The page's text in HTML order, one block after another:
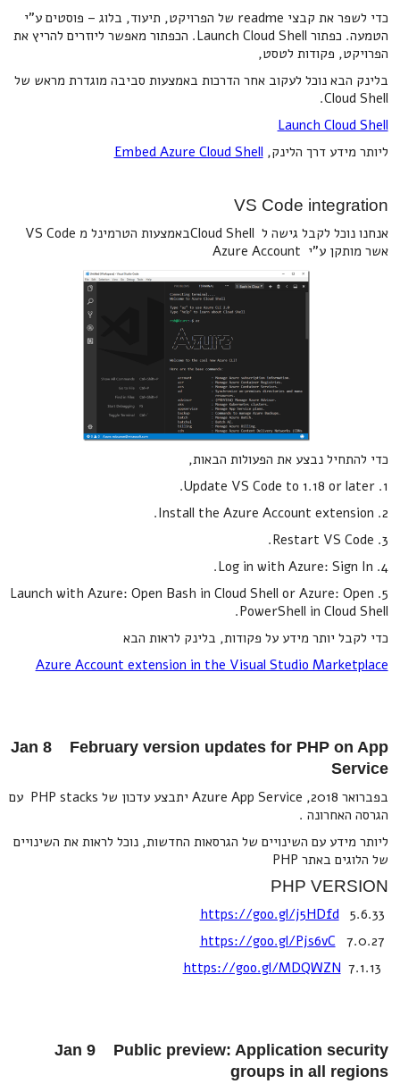
כדי לשפר את קבצי readme של הפרויקט, תיעוד, בלוג – פוסטים ע"י
הטמעה. כפתור Launch Cloud Shell. הכפתור מאפשר ליוזרים להריץ את
הפרויקט, פקודות לטסט,
בלינק הבא נוכל לעקוב אחר הדרכות באמצעות סביבה מוגדרת מראש של
Cloud Shell.
Launch Cloud Shell
ליותר מידע דרך הלינק,Embed Azure Cloud Shell
VS Code integration
אנחנו נוכל לקבל גישה ל Cloud Shellבאמצעות הטרמינל מ VS Code
אשר מותקן ע"י Azure Account
כדי להתחיל נבצע את הפעולות הבאות,
1. Update VS Code to 1.18 or later.
2. Install the Azure Account extension.
3. Restart VS Code.
4. Log in with Azure: Sign In.
5. Launch with Azure: Open Bash in Cloud Shell or Azure: Open
PowerShell in Cloud Shell.
כדי לקבל יותר מידע על פקודות, בלינק לראות הבא
Azure Account extension in the Visual Studio Marketplace
Jan 8 February version updates for PHP on App
Service
בפברואר 2018, Azure App Service יתבצע עדכון של PHP stacks עם
הגרסה האחרונה .
ליותר מידע עם השינויים של הגרסאות החדשות, נוכל לראות את השינויים
של הלוגים באתר PHP
PHP VERSION
https://goo.gl/j5HDfd
https://goo.gl/Pjs6vC
https://goo.gl/MDQWZN
Jan 9 Public preview: Application security
groups in all regions